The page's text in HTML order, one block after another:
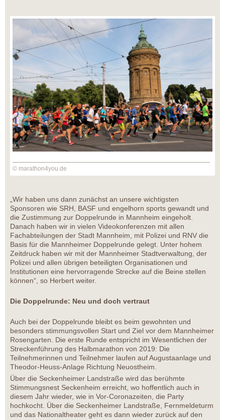
© marathon4you.de
„Wir haben uns dann zunächst an unsere wichtigsten
Sponsoren wie SRH, BASF und engelhorn sports gewandt und
die Zustimmung zur Doppelrunde in Mannheim eingeholt.
Danach haben wir in vielen Videokonferenzen mit allen
Fachabteilungen der Stadt Mannheim, mit Polizei und RNV die
Basis für die Mannheimer Doppelrunde gelegt. Unter hohem
Zeitdruck haben wir mit der Mannheimer Stadtverwaltung, der
Polizei und allen übrigen beteiligten Organisationen und
Institutionen eine hervorragende Strecke auf die Beine stellen
können“, so Herbert weiter.
Die Doppelrunde: Neu und doch vertraut
Auch bei der Doppelrunde bleibt es beim gewohnten und
besonders stimmungsvollen Start und Ziel vor dem Mannheimer
Rosengarten. Die erste Runde entspricht im Wesentlichen der
Streckenführung des Halbmarathon von 2019: Die
Teilnehmerinnen und Teilnehmer laufen auf Augustaanlage und
Theodor-Heuss-Anlage Richtung Neuostheim.
Über die Seckenheimer Landstraße wird das berühmte
Stimmungsnest Seckenheim erreicht, wo hoffentlich auch in
diesem Jahr wieder, wie in Vor-Coronazeiten, die Party
hochkocht. Über die Seckenheimer Landstraße, Fernmeldeturm
und das Nationaltheater geht es dann wieder zurück auf den